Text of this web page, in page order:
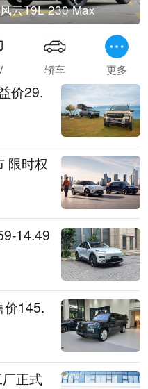
风云T9L 230 Max
轿车 更多
价29.
限时权
14.49
价145.
正式